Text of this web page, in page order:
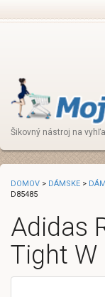
Šikovný nástroj na
DOMOV > DÁMSKE >
D85485
Adidas
Tight W